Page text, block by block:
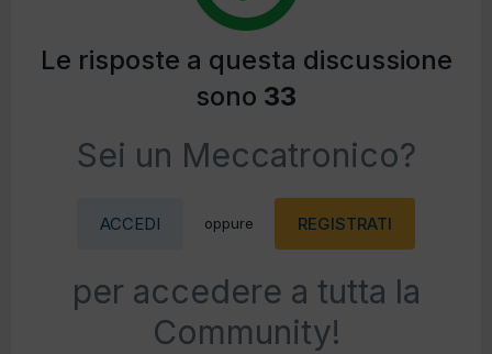
Le risposte a questa discussione
sono 33
Sei un Meccatronico?
ACCEDI oppure REGISTRATI
per accedere a tutta la
Community!